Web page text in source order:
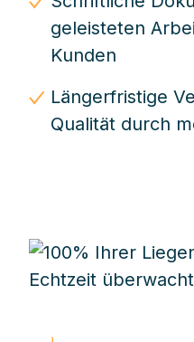
geleisteten
Kunden
Längerfristige
Qualität durch